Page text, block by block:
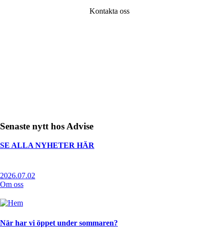
Kontakta oss
Senaste nytt hos Advise
SE ALLA NYHETER HÄR
2026.07.02
Om oss
När har vi öppet under sommaren?